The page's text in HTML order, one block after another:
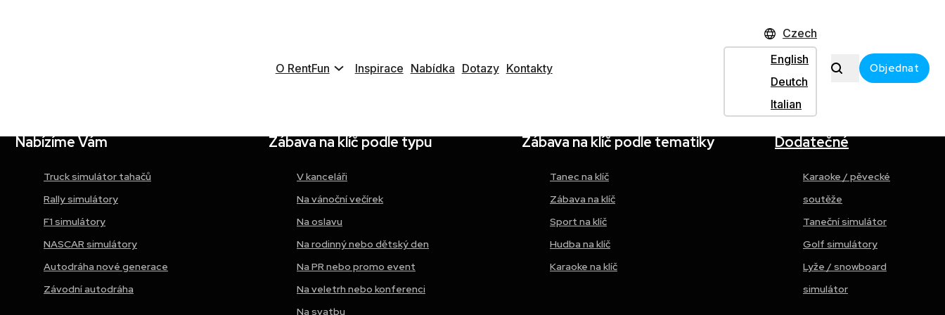
O RentFun Inspirace Nabídka Dotazy Kontakty
Czech
English
Deutch
Italian
Objednat
Nabízíme Vám
Truck simulátor tahačů
Rally simulátory
F1 simulátory
NASCAR simulátory
Autodráha nové generace
Závodní autodráha
Zábava na klíč podle typu
V kanceláři
Na vánoční večírek
Na oslavu
Na rodinný nebo dětský den
Na PR nebo promo event
Na veletrh nebo konferenci
Na svatbu
Zábava na klíč podle tematiky
Tanec na klíč
Zábava na klíč
Sport na klíč
Hudba na klíč
Karaoke na klíč
Dodatečné
Karaoke / pěvecké
soutěže
Taneční simulátor
Golf simulátory
Lyže / snowboard
simulátor